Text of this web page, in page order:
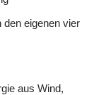
eigenen vier
aus Wind,